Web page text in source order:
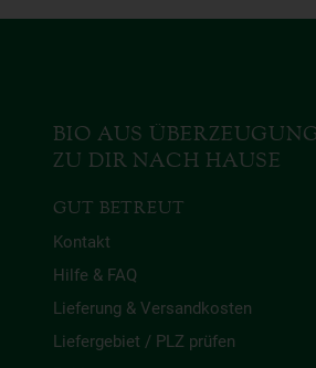
BIO AUS
ZU DIR NACH HAUSE
GUT BETREUT
Kontakt
Hilfe & FAQ
Lieferung & Versandkosten
Liefergebiet / PLZ prüfen